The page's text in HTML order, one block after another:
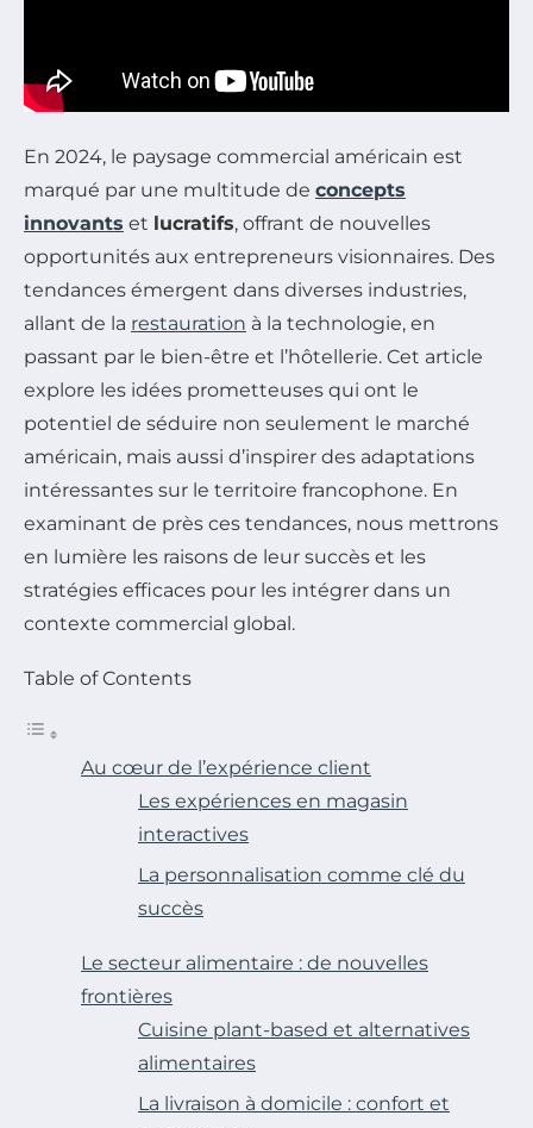
En 2024, le paysage commercial américain est
marqué par une multitude de concepts
innovants et lucratifs, offrant de nouvelles
opportunités aux entrepreneurs visionnaires. Des
tendances émergent dans diverses industries,
allant de la restauration à la technologie, en
passant par le bien-être et l’hôtellerie. Cet article
explore les idées prometteuses qui ont le
potentiel de séduire non seulement le marché
américain, mais aussi d’inspirer des adaptations
intéressantes sur le territoire francophone. En
examinant de près ces tendances, nous mettrons
en lumière les raisons de leur succès et les
stratégies efficaces pour les intégrer dans un
contexte commercial global.
Table of Contents
Au cœur de l’expérience client
Les expériences en magasin
interactives
La personnalisation comme clé du
succès
Le secteur alimentaire : de nouvelles
frontières
Cuisine plant-based et alternatives
alimentaires
La livraison à domicile : confort et